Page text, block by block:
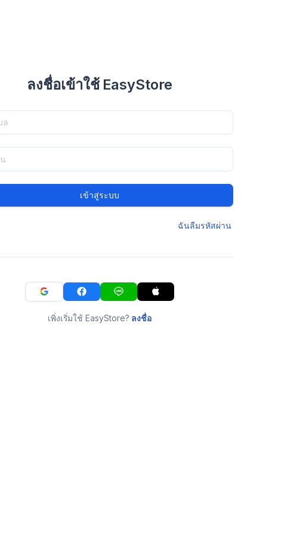
ลงชื่อเข้าใช้ EasyStore
เข้าสู่ระบบ
ฉันลืมรหัสผ่าน
เพิ่งเริ่มใช้ EasyStore? ลงชื่อ